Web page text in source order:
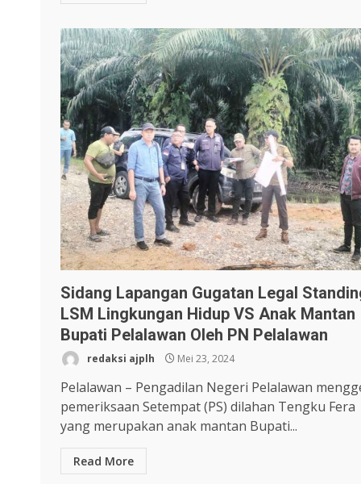
Sidang Lapangan Gugatan Legal
LSM Lingkungan Hidup VS Anak Mantan
Bupati Pelalawan Oleh PN Pelalawan
redaksi ajplh Mei 23, 2024
Pelalawan – Pengadilan Negeri Pelalawan
pemeriksaan Setempat (PS) dilahan Tengku Fera
yang merupakan anak mantan Bupati...
Read More